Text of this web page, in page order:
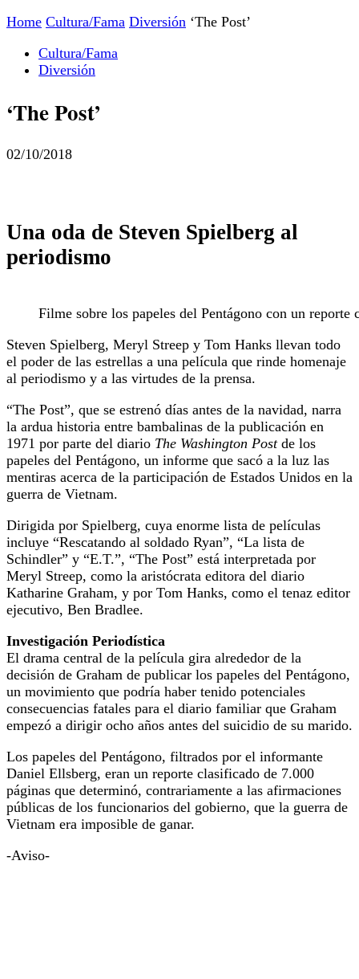
Home Cultura/Fama Diversión ‘The Post’
Cultura/Fama
Diversión
‘The Post’
02/10/2018
Una oda de Steven Spielberg al
periodismo
Filme sobre los papeles del Pentágono con un reporte
Steven Spielberg, Meryl Streep y Tom Hanks llevan todo
el poder de las estrellas a una película que rinde homenaje
al periodismo y a las virtudes de la prensa.
“The Post”, que se estrenó días antes de la navidad, narra
la ardua historia entre bambalinas de la publicación en
1971 por parte del diario The Washington Post de los
papeles del Pentágono, un informe que sacó a la luz las
mentiras acerca de la participación de Estados Unidos en la
guerra de Vietnam.
Dirigida por Spielberg, cuya enorme lista de películas
incluye “Rescatando al soldado Ryan”, “La lista de
Schindler” y “E.T.”, “The Post” está interpretada por
Meryl Streep, como la aristócrata editora del diario
Katharine Graham, y por Tom Hanks, como el tenaz editor
ejecutivo, Ben Bradlee.
Investigación Periodística
El drama central de la película gira alrededor de la
decisión de Graham de publicar los papeles del Pentágono,
un movimiento que podría haber tenido potenciales
consecuencias fatales para el diario familiar que Graham
empezó a dirigir ocho años antes del suicidio de su marido.
Los papeles del Pentágono, filtrados por el informante
Daniel Ellsberg, eran un reporte clasificado de 7.000
páginas que determinó, contrariamente a las afirmaciones
públicas de los funcionarios del gobierno, que la guerra de
Vietnam era imposible de ganar.
-Aviso-